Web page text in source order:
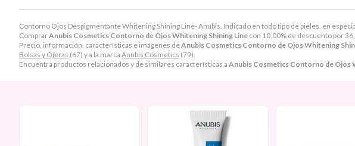
Contorno Ojos Despigmentante Whitening Shining Line- Anubis. Indicado en todo tipo de pieles, en
ComprarAnubis Cosmetics Contorno de Ojos Whitening Shining Line con 10,00% de descuento por
Precio, información, características e imágenes deAnubis Cosmetics Contorno de Ojos Whitening
Bolsas y Ojeras (67) y a la marca Anubis Cosmetics (79).
Encuentra productos relacionados y de similares características a Anubis Cosmetics Contorno de Ojos